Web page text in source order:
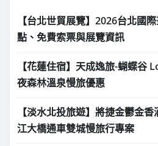
【台北世貿展覽】2026台北國
點、免費索票與展覽資訊
【花蓮住宿】天成逸旅-蝴蝶谷
夜森林溫泉慢旅優惠
【淡水北投旅遊】將捷金鬱金
江大橋通車雙城慢旅行專案